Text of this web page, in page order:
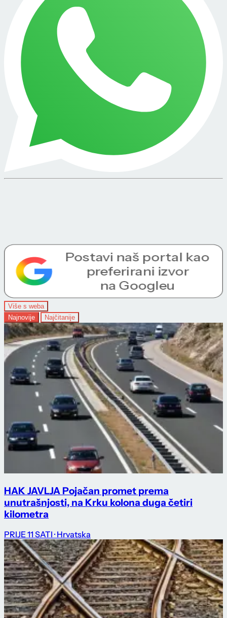
Više s weba
Najnovije
Najčitanije
HAK JAVLJA Pojačan promet prema
unutrašnjosti, na Krku kolona duga četiri
kilometra
PRIJE 11 SATI · Hrvatska